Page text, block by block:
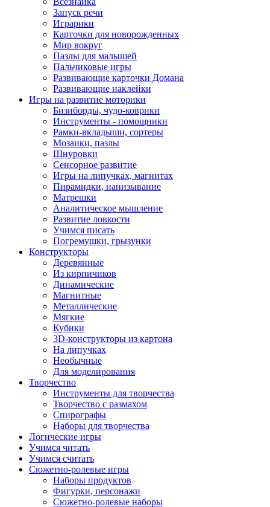
Запуск речи
Играрики
Карточки для новорожденных
Мир вокруг
Пазлы для малышей
Пальчиковые игры
Развивающие карточки Домана
Развивающие наклейки
Игры на развитие моторики
Бизиборды, чудо-коврики
Инструменты - помощники
Рамки-вкладыши, сортеры
Мозаики, пазлы
Шнуровки
Сенсорное развитие
Игры на липучках, магнитах
Пирамидки, нанизывание
Матрешки
Аналитическое мышление
Развитие ловкости
Учимся писать
Погремушки, грызунки
Конструкторы
Деревянные
Из кирпичиков
Динамические
Магнитные
Металлические
Мягкие
Кубики
3D-конструкторы из картона
На липучках
Необычные
Для моделирования
Творчество
Инструменты для творчества
Творчество с размахом
Спирографы
Наборы для творчества
Логические игры
Учимся читать
Учимся считать
Сюжетно-ролевые игры
Наборы продуктов
Фигурки, персонажи
Сюжетно-ролевые наборы